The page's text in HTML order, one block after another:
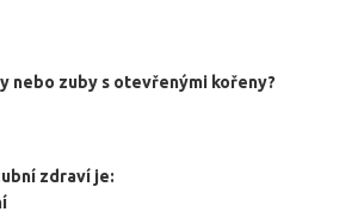
nebo zuby s otevřenými kořeny?
zdraví je: